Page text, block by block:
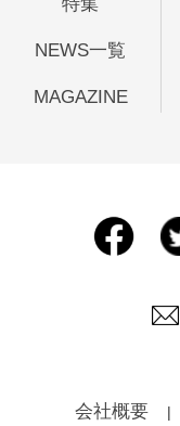
NEWS一覧
MAGAZINE
会社概要